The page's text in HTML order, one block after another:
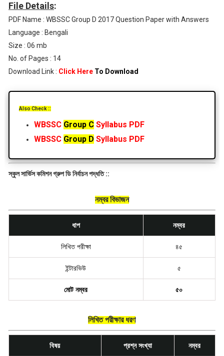
File Details:
PDF Name : WBSSC Group D 2017 Question Paper with Answers
Language : Bengali
Size : 06 mb
No. of Pages : 14
Download Link : Click Here To Download
Also Check ::
WBSSC Group CSyllabus PDF
WBSSC Group D Syllabus PDF
স্কুল সার্ভিস কমিশন গ্রুপ ডি নির্বাচন পদ্ধতি ::
নম্বর বিভাজন
ধাপ নম্বর
লিখিত পরীক্ষা ৪৫
ইন্টারভিউ ৫
মোট নম্বর ৫০
লিখিত পরীক্ষার ধরণ
বিষয় প্রশ্ন সংখ্যা নম্বর